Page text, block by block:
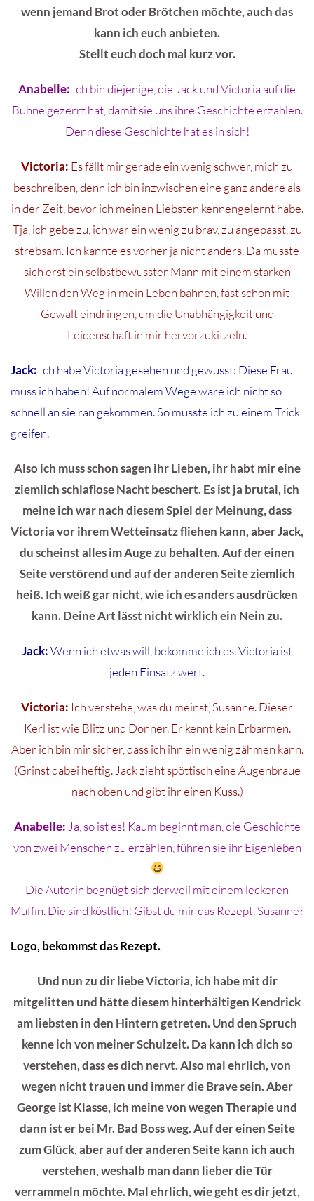
wenn jemand Brot oder Brötchen möchte, auch das
kann ich euch anbieten.
Stellt euch doch mal kurz vor.
Anabelle: Ich bin diejenige, die Jack und Victoria auf die
Bühne gezerrt hat, damit sie uns ihre Geschichte erzählen.
Denn diese Geschichte hat es in sich!
Victoria: Es fällt mir gerade ein wenig schwer, mich zu
beschreiben, denn ich bin inzwischen eine ganz andere als
in der Zeit, bevor ich meinen Liebsten kennengelernt habe.
Tja, ich gebe zu, ich war ein wenig zu brav, zu angepasst, zu
strebsam. Ich kannte es vorher ja nicht anders. Da musste
sich erst ein selbstbewusster Mann mit einem starken
Willen den Weg in mein Leben bahnen, fast schon mit
Gewalt eindringen, um die Unabhängigkeit und
Leidenschaft in mir hervorzukitzeln.
Jack: Ich habe Victoria gesehen und gewusst: Diese Frau
muss ich haben! Auf normalem Wege wäre ich nicht so
schnell an sie ran gekommen. So musste ich zu einem Trick
greifen.
Also ich muss schon sagen ihr Lieben, ihr habt mir eine
ziemlich schlaflose Nacht beschert. Es ist ja brutal, ich
meine ich war nach diesem Spiel der Meinung, dass
Victoria vor ihrem Wetteinsatz fliehen kann, aber Jack,
du scheinst alles im Auge zu behalten. Auf der einen
Seite verstörend und auf der anderen Seite ziemlich
heiß. Ich weiß gar nicht, wie ich es anders ausdrücken
kann. Deine Art lässt nicht wirklich ein Nein zu.
Jack:Wenn ich etwas will, bekomme ich es. Victoria ist
jeden Einsatz wert.
Victoria: Ich verstehe, was du meinst, Susanne. Dieser
Kerl ist wie Blitz und Donner. Er kennt kein Erbarmen.
Aber ich bin mir sicher, dass ich ihn ein wenig zähmen kann.
(Grinst dabei heftig. Jack zieht spöttisch eine Augenbraue
nach oben und gibt ihr einen Kuss.)
Anabelle: Ja, so ist es! Kaum beginnt man, die Geschichte
von zwei Menschen zu erzählen, führen sie ihr Eigenleben
Die Autorin begnügt sich derweil mit einem leckeren
Muffin. Die sind köstlich! Gibst du mir das Rezept, Susanne?
Logo, bekommst das Rezept.
Und nun zu dir liebe Victoria, ich habe mit dir
mitgelitten und hätte diesem hinterhältigen Kendrick
am liebsten in den Hintern getreten. Und den Spruch
kenne ich von meiner Schulzeit. Da kann ich dich so
verstehen, dass es dich nervt. Also mal ehrlich, von
wegen nicht trauen und immer die Brave sein. Aber
George ist Klasse, ich meine von wegen Therapie und
dann ist er bei Mr. Bad Boss weg. Auf der einen Seite
zum Glück, aber auf der anderen Seite kann ich auch
verstehen, weshalb man dann lieber die Tür
verrammeln möchte. Mal ehrlich, wie geht es dir jetzt,